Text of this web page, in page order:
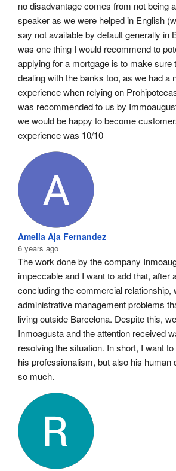
no disadvantage comes from not being
speaker as we were helped in English
say not available by default generally in
was one thing I would recommend to
applying for a mortgage is to make sure
dealing with the banks too, as we had a
experience when relying on
was recommended to us by
we would be happy to become
experience was 10/10
Amelia Aja Fernandez
6 years ago
The work done by the company
impeccable and I want to add that, after
concluding the commercial relationship,
administrative management problems
living outside Barcelona. Despite this,
Inmoagusta and the attention received
resolving the situation. In short, I want
his professionalism, but also his human
so much.